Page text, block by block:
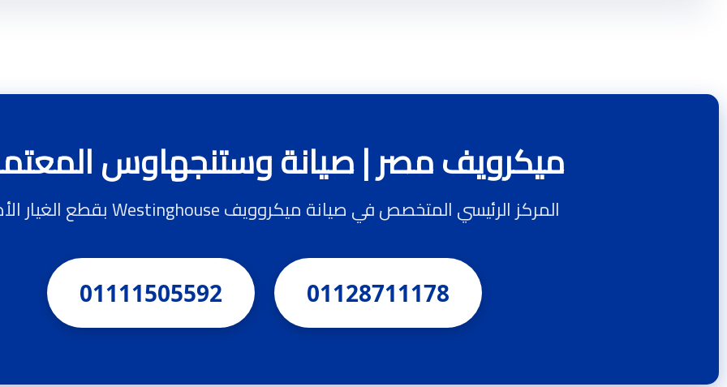
ميكرويف مصر | صيانة وستنجهاوس
المركز الرئيسي المتخصص في صيانة ميكروويف Westinghouse بقطع الغيار الأصلية
01128711178
01111505592